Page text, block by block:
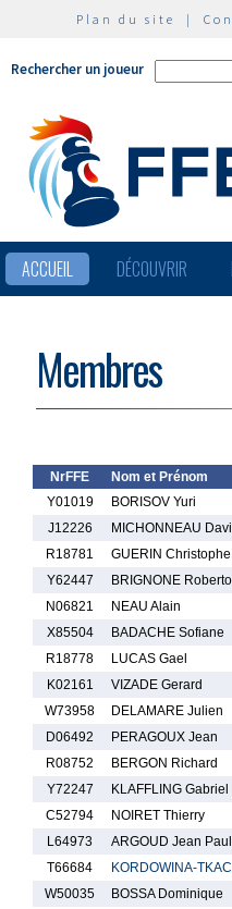
Plan du site |
Rechercher un joueur
ACCUEIL DÉCOUVRIR
Membres
NrFFE Nom et Prénom
Y01019
BORISOV Yuri
J12226
MICHONNEAU
R18781
GUERIN Christophe
Y62447
BRIGNONE Roberto
N06821
NEAU Alain
X85504
BADACHE Sofiane
R18778
LUCAS Gael
K02161
VIZADE Gerard
W73958
DELAMARE Julien
D06492
PERAGOUX Jean
R08752
BERGON Richard
Y72247
KLAFFLING Gabriel
C52794
NOIRET Thierry
L64973
ARGOUD Jean Paul
T66684
KORDOWINA-
W50035
BOSSA Dominique